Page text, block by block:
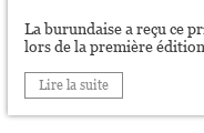
La burundaise a reçu ce
lors de la première
Lire la suite